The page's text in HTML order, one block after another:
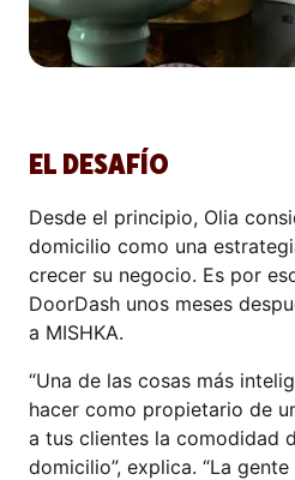
EL DESAFÍO
Desde el principio, Olia
domicilio como una
crecer su negocio. Es por
DoorDash unos meses
a MISHKA.
“Una de las cosas más
hacer como propietario de
a tus clientes la comodidad
domicilio”, explica. “La